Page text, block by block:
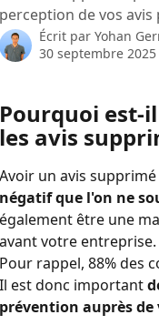
perception de vos
Écrit par Yohan
30 septembre 2025
Pourquoi est-
les avis
Avoir un avis
négatif que l'on ne
également être une
avant votre entreprise.
Pour rappel, 88% des
Il est donc important
prévention auprès de